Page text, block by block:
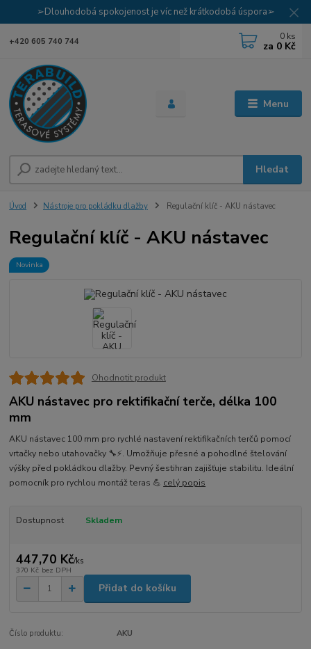
➢Dlouhodobá spokojenost je víc než krátkodobá úspora➢
Menu
Hledat
+420 605 740 744 0 ks
za 0 Kč
Úvod Nástroje pro pokládku dlažby Regulační klíč - AKU nástavec
Regulační klíč - AKU nástavec
Novinka
Ohodnotit produkt
AKU nástavec pro rektifikační terče, délka 100
mm
AKU nástavec 100 mm pro rychlé nastavení rektifikačních terčů pomocí
vrtačky nebo utahovačky 🔧⚡. Umožňuje přesné a pohodlné štelování
výšky před pokládkou dlažby. Pevný šestihran zajišťuje stabilitu. Ideální
pomocník pro rychlou montáž teras 💪 celý popis
Dostupnost Skladem
447,70 Kč/ks
370 Kč bez DPH
Přidat do košíku
Číslo produktu: AKU